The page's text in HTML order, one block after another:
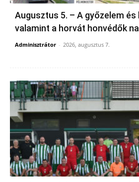
Augusztus 5. – A győzelem és
valamint a horvát honvédők
Adminisztrátor - 2026, augusztus 7.